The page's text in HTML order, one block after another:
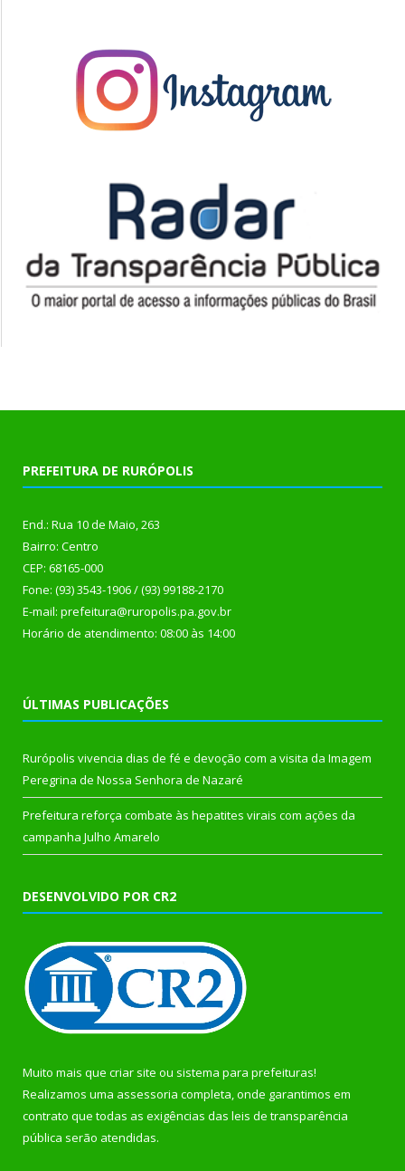
PREFEITURA DE RURÓPOLIS
End.: Rua 10 de Maio, 263
Bairro: Centro
CEP: 68165-000
Fone: (93) 3543-1906 / (93) 99188-2170
E-mail: prefeitura@ruropolis.pa.gov.br
Horário de atendimento: 08:00 às 14:00
ÚLTIMAS PUBLICAÇÕES
Rurópolis vivencia dias de fé e devoção com a visita da Imagem
Peregrina de Nossa Senhora de Nazaré
Prefeitura reforça combate às hepatites virais com ações da
campanha Julho Amarelo
DESENVOLVIDO POR CR2
Muito mais que criar site ou sistema para prefeituras!
Realizamos uma assessoria completa, onde garantimos em
contrato que todas as exigências das leis de transparência
pública serão atendidas.